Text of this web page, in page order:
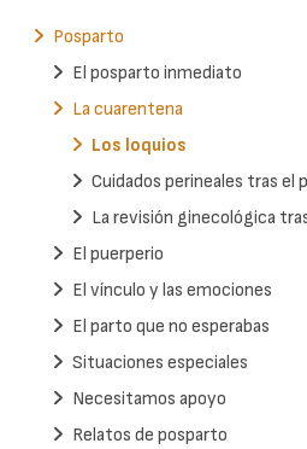
Posparto
El posparto inmediato
La cuarentena
Los loquios
Cuidados perineales tras el
La revisión ginecológica
El puerperio
El vínculo y las emociones
El parto que no esperabas
Situaciones especiales
Necesitamos apoyo
Relatos de posparto